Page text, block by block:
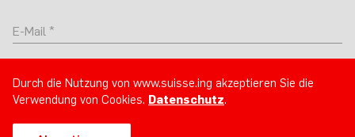
Abonnieren
Durch die Nutzung von www.suisse.ing akzeptieren Sie die
Verwendung von Cookies. Datenschutz.